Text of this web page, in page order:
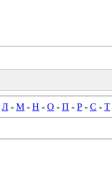
Л - М - Н - О - П - Р - С - Т